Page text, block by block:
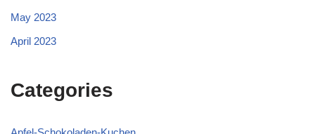
May 2023
April 2023
Categories